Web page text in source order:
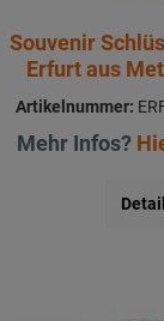
Souvenir
Erfurt aus
Artikelnummer:
Mehr Infos?